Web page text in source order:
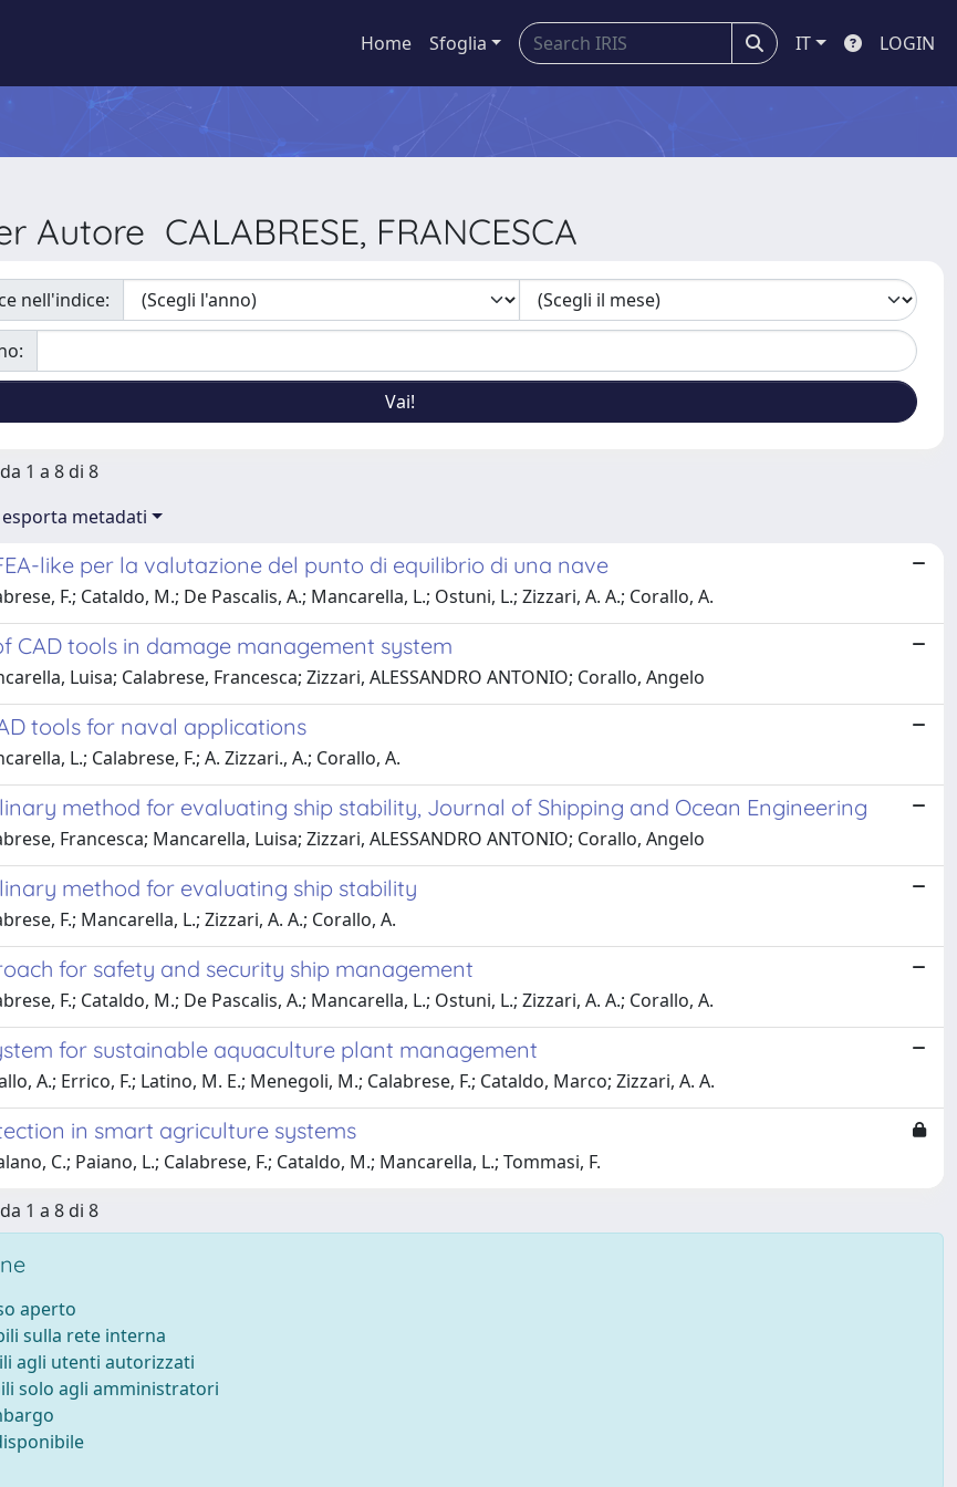
Home Sfoglia IT LOGIN
Autore CALABRESE, FRANCESCA
nell'indice:
1 a 8 di 8
esporta metadati
like per la valutazione del punto di equilibrio di una nave
F.; Cataldo, M.; De Pascalis, A.; Mancarella, L.; Ostuni, L.; Zizzari, A. A.; Corallo, A.
CAD tools in damage management system
Luisa; Calabrese, Francesca; Zizzari, ALESSANDRO ANTONIO; Corallo, Angelo
tools for naval applications
L.; Calabrese, F.; A. Zizzari., A.; Corallo, A.
method for evaluating ship stability, Journal of Shipping and Ocean Engineering
Francesca; Mancarella, Luisa; Zizzari, ALESSANDRO ANTONIO; Corallo, Angelo
method for evaluating ship stability
F.; Mancarella, L.; Zizzari, A. A.; Corallo, A.
for safety and security ship management
F.; Cataldo, M.; De Pascalis, A.; Mancarella, L.; Ostuni, L.; Zizzari, A. A.; Corallo, A.
for sustainable aquaculture plant management
A.; Errico, F.; Latino, M. E.; Menegoli, M.; Calabrese, F.; Cataldo, Marco; Zizzari, A. A.
in smart agriculture systems
C.; Paiano, L.; Calabrese, F.; Cataldo, M.; Mancarella, L.; Tommasi, F.
1 a 8 di 8
aperto
sulla rete interna
agli utenti autorizzati
solo agli amministratori